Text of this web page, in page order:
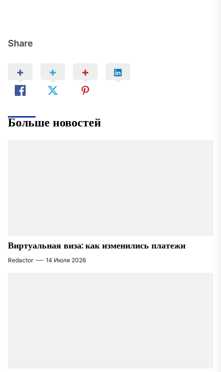
Share
Больше новостей
Виртуальная виза: как изменились платежи
Redactor 14 Июля 2026